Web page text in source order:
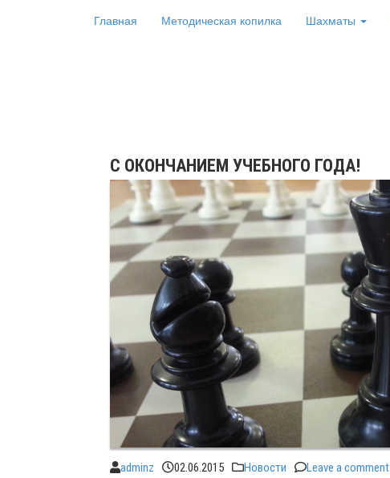
Главная Методическая копилка Шахматы
С ОКОНЧАНИЕМ УЧЕБНОГО ГОДА!
adminz 02.06.2015 Новости Leave a comment